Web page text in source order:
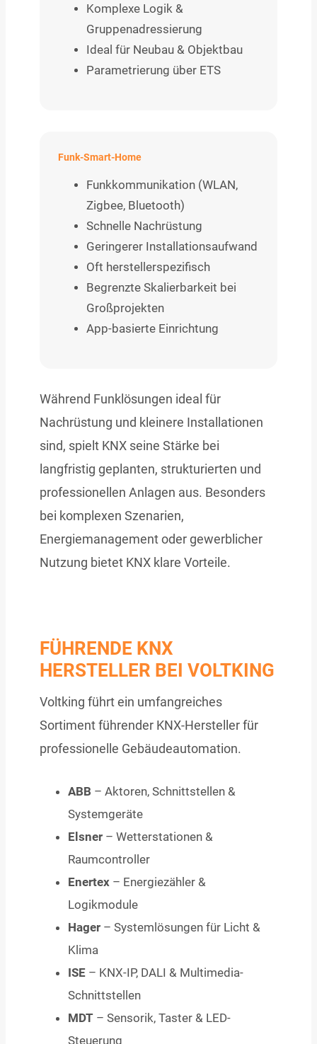
Komplexe Logik &
Gruppenadressierung
Ideal für Neubau & Objektbau
Parametrierung über ETS
Funk-Smart-Home
Funkkommunikation (WLAN,
Zigbee, Bluetooth)
Schnelle Nachrüstung
Geringerer Installationsaufwand
Oft herstellerspezifisch
Begrenzte Skalierbarkeit bei
Großprojekten
App-basierte Einrichtung
Während Funklösungen ideal für
Nachrüstung und kleinere Installationen
sind, spielt KNX seine Stärke bei
langfristig geplanten, strukturierten und
professionellen Anlagen aus. Besonders
bei komplexen Szenarien,
Energiemanagement oder gewerblicher
Nutzung bietet KNX klare Vorteile.
FÜHRENDE KNX
HERSTELLER BEI VOLTKING
Voltking führt ein umfangreiches
Sortiment führender KNX-Hersteller für
professionelle Gebäudeautomation.
ABB – Aktoren, Schnittstellen &
Systemgeräte
Elsner – Wetterstationen &
Raumcontroller
Enertex – Energiezähler &
Logikmodule
Hager – Systemlösungen für Licht &
Klima
ISE – KNX-IP, DALI & Multimedia-
Schnittstellen
MDT – Sensorik, Taster & LED-
Steuerung